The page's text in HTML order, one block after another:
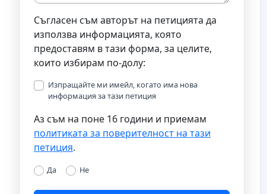
Съгласен съм авторът на петицията да
използва информацията, която
предоставям в тази форма, за целите,
които избирам по-долу:
Изпращайте ми имейл, когато има нова
информация за тази петиция
Аз съм на поне 16 години и приемам
политиката за поверителност на тази
петиция.
Да Не